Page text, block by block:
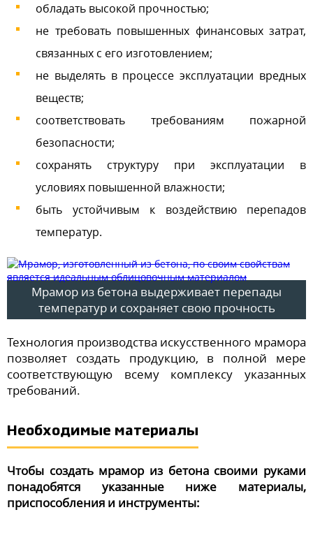
обладать высокой прочностью;
не требовать повышенных финансовых затрат,
связанных с его изготовлением;
не выделять в процессе эксплуатации вредных
веществ;
соответствовать требованиям пожарной
безопасности;
сохранять структуру при эксплуатации в
условиях повышенной влажности;
быть устойчивым к воздействию перепадов
температур.
Мрамор из бетона выдерживает перепады
температур и сохраняет свою прочность
Технология производства искусственного мрамора
позволяет создать продукцию, в полной мере
соответствующую всему комплексу указанных
требований.
Необходимые материалы
Чтобы создать мрамор из бетона своими руками
понадобятся указанные ниже материалы,
приспособления и инструменты: